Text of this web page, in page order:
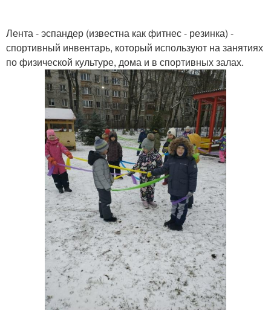
Лента - эспандер (известна как фитнес - резинка) -
спортивный инвентарь, который используют на занятиях
по физической культуре, дома и в спортивных залах.